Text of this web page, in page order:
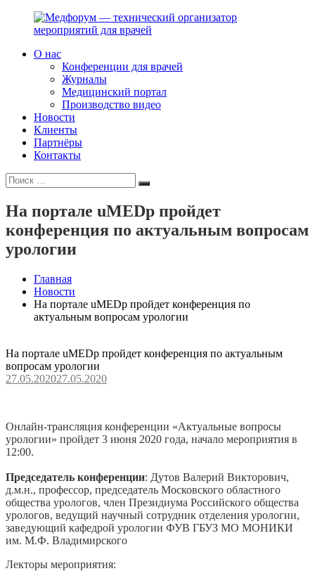
Перейти
Медфорум
технический
организатор
мероприятий
врачей
консультируем
участников
российского
фармрынка
помогаем
выстраивать
с
медицинским
и
фармацевтическим
сообществами.
О нас
Конференции для врачей
Журналы
Медицинский портал
Производство видео
Новости
Клиенты
Партнёры
Контакты
Искать:
Поиск
На портале uMEDp пройдет
конференция по актуальным вопросам
урологии
Главная
Новости
На портале uMEDp пройдет конференция по
актуальным вопросам урологии
На портале uMEDp пройдет конференция по актуальным
вопросам урологии
27.05.202027.05.2020
Онлайн-трансляция конференции «Актуальные вопросы
урологии» пройдет 3 июня 2020 года, начало мероприятия в
12:00.
Председатель конференции: Дутов Валерий Викторович,
д.м.н., профессор, председатель Московского областного
общества урологов, член Президиума Российского общества
урологов, ведущий научный сотрудник отделения урологии,
заведующий кафедрой урологии ФУВ ГБУЗ МО МОНИКИ
им. М.Ф. Владимирского
Лекторы мероприятия: